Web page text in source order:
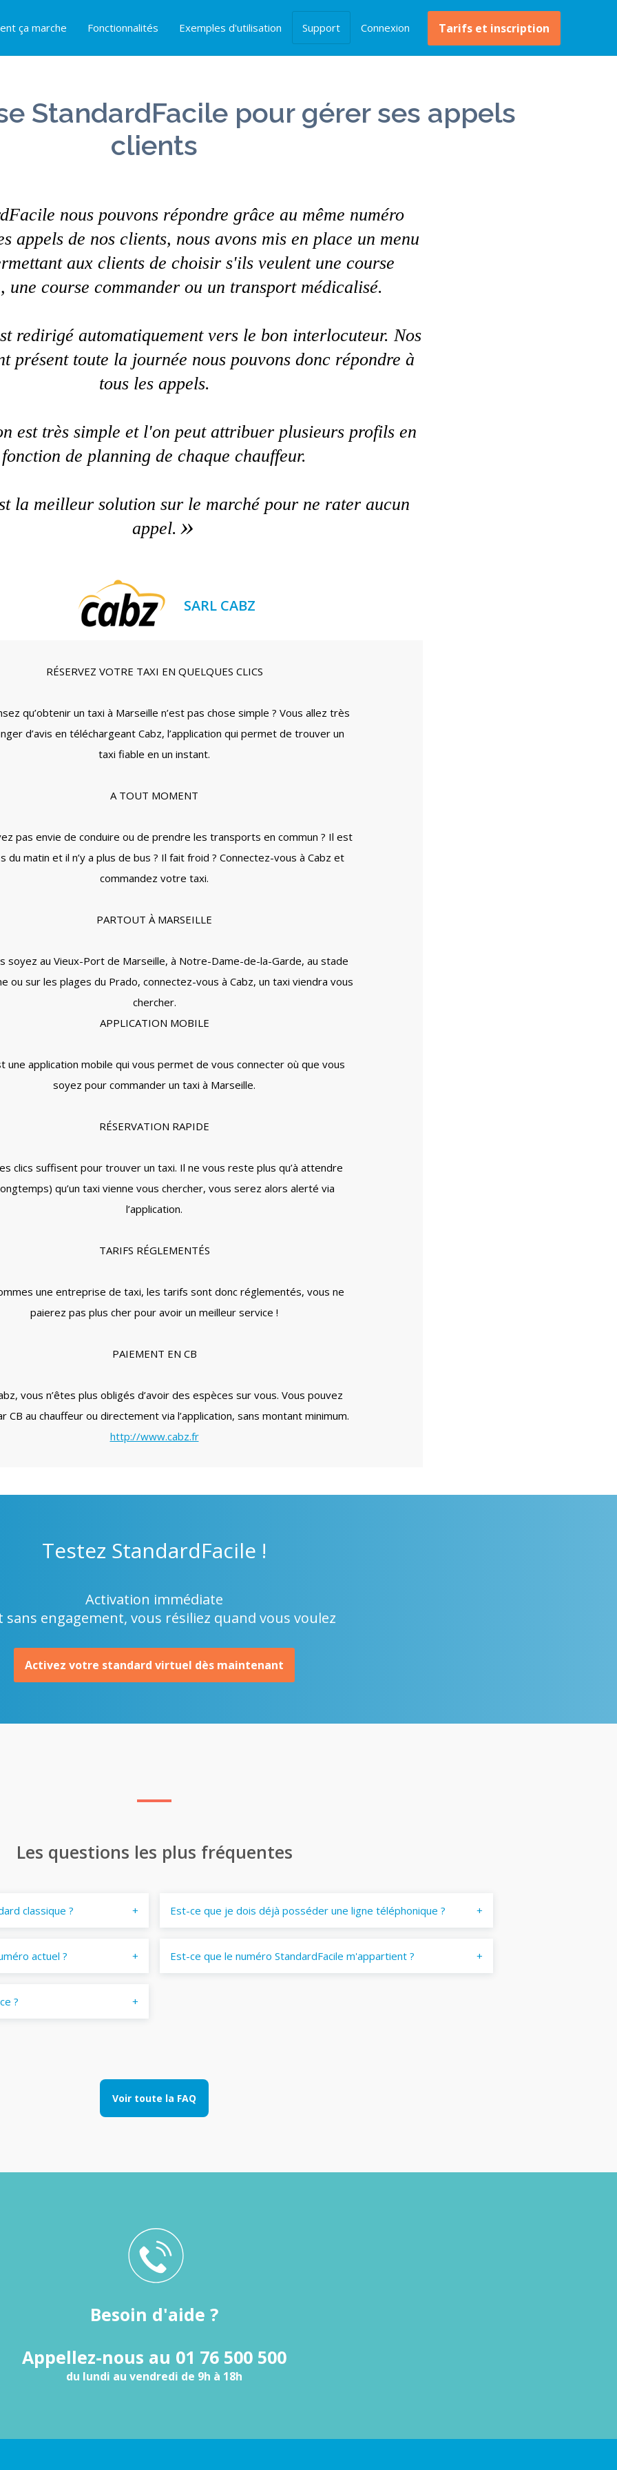
Tarifs et inscription
ça marche Fonctionnalités Exemples d'utilisation Support Connexion
StandardFacile pour gérer ses appels
clients
nous pouvons répondre grâce au même numéro
appels de nos clients, nous avons mis en place un menu
aux clients de choisir s'ils veulent une course
une course commander ou un transport médicalisé.
redirigé automatiquement vers le bon interlocuteur. Nos
présent toute la journée nous pouvons donc répondre à
tous les appels.
est très simple et l'on peut attribuer plusieurs profils en
fonction de planning de chaque chauffeur.
la meilleur solution sur le marché pour ne rater aucun
appel.
SARL CABZ
RÉSERVEZ VOTRE TAXI EN QUELQUES CLICS
qu’obtenir un taxi à Marseille n’est pas chose simple ? Vous allez très
d’avis en téléchargeant Cabz, l’application qui permet de trouver un
taxi fiable en un instant.
A TOUT MOMENT
pas envie de conduire ou de prendre les transports en commun ? Il est
du matin et il n’y a plus de bus ? Il fait froid ? Connectez-vous à Cabz et
commandez votre taxi.
PARTOUT À MARSEILLE
soyez au Vieux-Port de Marseille, à Notre-Dame-de-la-Garde, au stade
ou sur les plages du Prado, connectez-vous à Cabz, un taxi viendra vous
chercher.
APPLICATION MOBILE
une application mobile qui vous permet de vous connecter où que vous
soyez pour commander un taxi à Marseille.
RÉSERVATION RAPIDE
clics suffisent pour trouver un taxi. Il ne vous reste plus qu’à attendre
qu’un taxi vienne vous chercher, vous serez alors alerté via
l’application.
TARIFS RÉGLEMENTÉS
une entreprise de taxi, les tarifs sont donc réglementés, vous ne
paierez pas plus cher pour avoir un meilleur service !
PAIEMENT EN CB
vous n’êtes plus obligés d’avoir des espèces sur vous. Vous pouvez
CB au chauffeur ou directement via l’application, sans montant minimum.
http://www.cabz.fr
Testez StandardFacile !
Activation immédiate
sans engagement, vous résiliez quand vous voulez
Activez votre standard virtuel dès maintenant
Les questions les plus fréquentes
classique ? Est-ce que je dois déjà posséder une ligne téléphonique ?
actuel ? Est-ce que le numéro StandardFacile m'appartient ?
?
Voir toute la FAQ
Besoin d'aide ?
Appellez-nous au 01 76 500 500
du lundi au vendredi de 9h à 18h